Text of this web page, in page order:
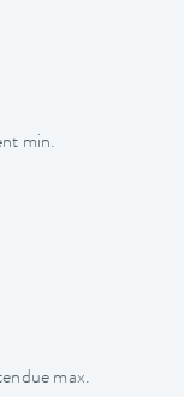
min.
max.